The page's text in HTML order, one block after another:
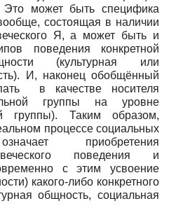
Это может быть специфика
состоящая в наличии
Я, а может быть и
поведения конкретной
(культурная или
И, наконец обобщённый
в качестве носителя
группы на уровне
группы). Таким образом,
процессе социальных
приобретения
поведения и
с этим усвоение
какого-либо конкретного
общность, социальная